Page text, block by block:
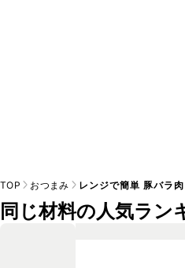
TOP おつまみ レンジで簡単 豚バラ
同じ材料の人気ラン